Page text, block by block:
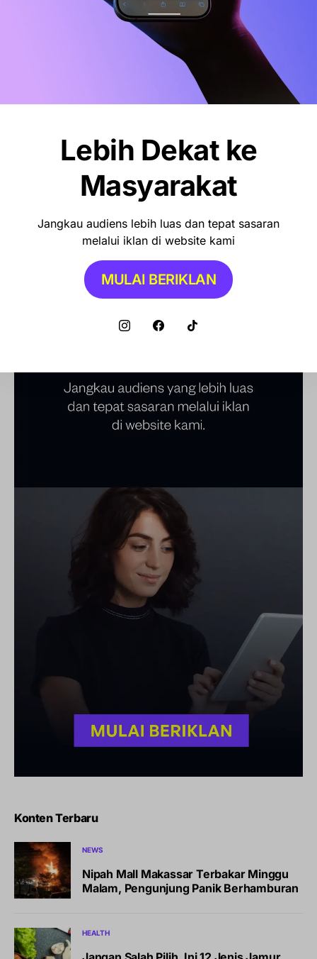
Debut Manis Mitchell Baker, Hattrick
Bawa Indonesia Gulung Kamboja 5-1
Pemkot Makassar Tunda Sanksi
Pemilahan Sampah, Pilih Cara Ini Dulu
Konten Terbaru
NEWS
Nipah Mall Makassar Terbakar Minggu
Malam, Pengunjung Panik Berhamburan
HEALTH
Lebih Dekat ke
Masyarakat
Jangkau audiens lebih luas dan tepat sasaran
melalui iklan di website kami
MULAI BERIKLAN